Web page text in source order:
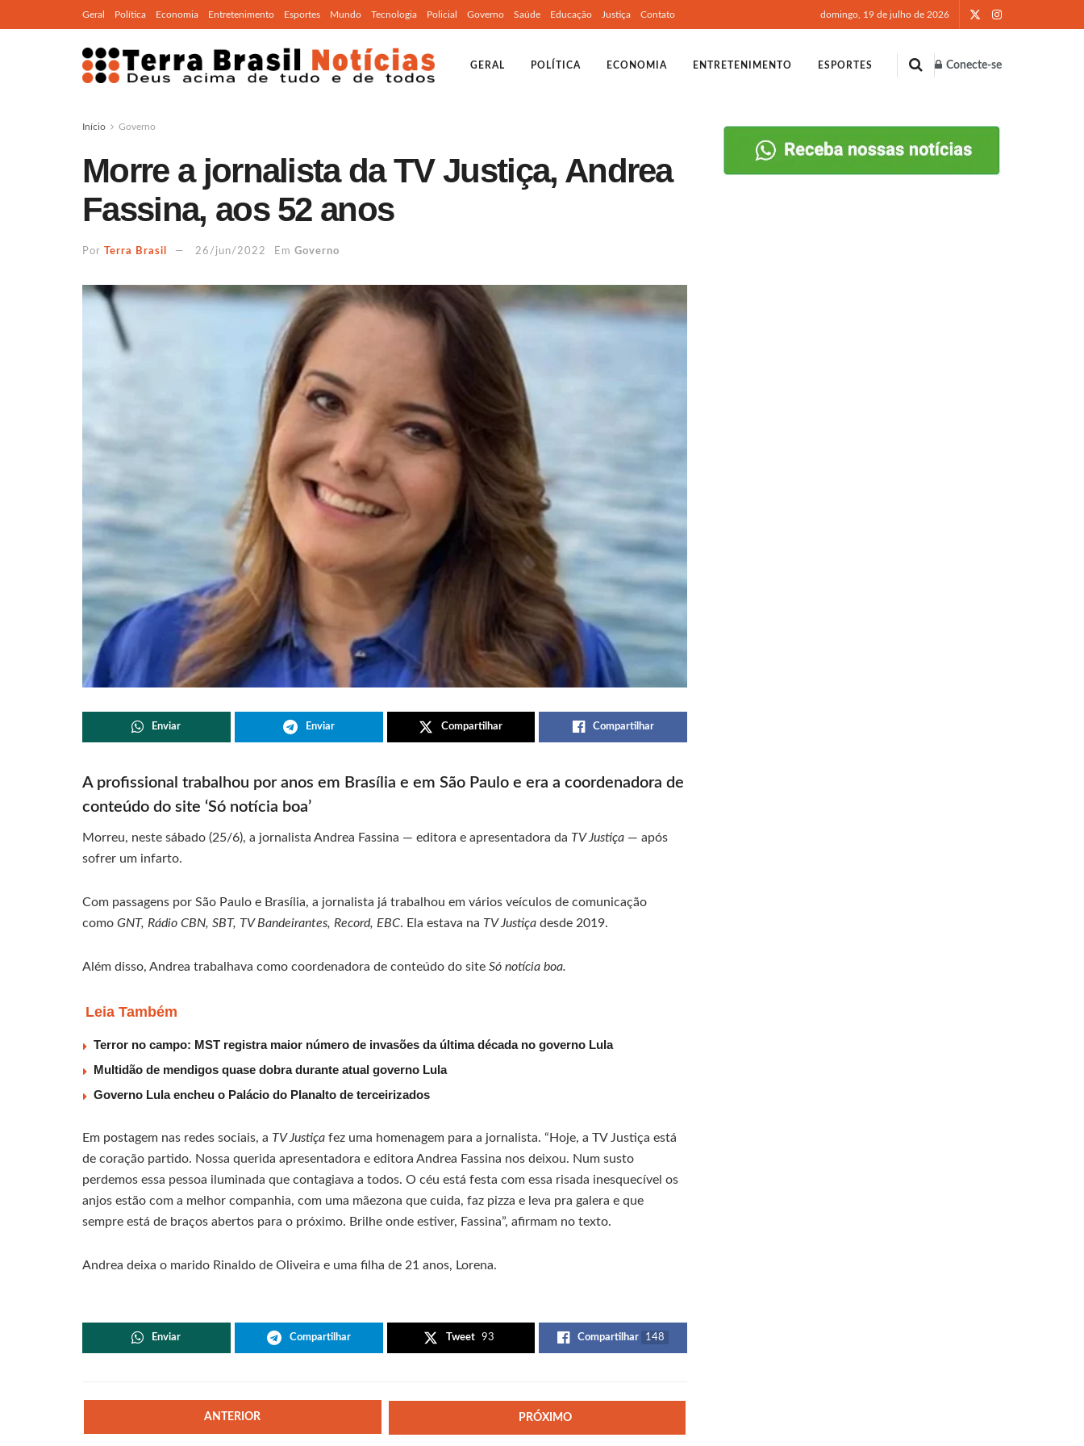
Geral Política Economia Entretenimento Esportes Mundo Tecnologia Policial Governo Saúde Educação Justiça Contato domingo, 19 de julho de 2026
GERAL POLÍTICA ECONOMIA ENTRETENIMENTO ESPORTES Conecte-se
Início Governo
Morre a jornalista da TV Justiça, Andrea
Fassina, aos 52 anos
Por Terra Brasil 26/jun/2022 Em Governo
Enviar Enviar Compartilhar Compartilhar
A profissional trabalhou por anos em Brasília e em São Paulo e era a coordenadora de
conteúdo do site ‘Só notícia boa’
Morreu, neste sábado (25/6), a jornalista Andrea Fassina — editora e apresentadora da TV Justiça — após
sofrer um infarto.
Com passagens por São Paulo e Brasília, a jornalista já trabalhou em vários veículos de comunicação
como GNT, Rádio CBN, SBT, TV Bandeirantes, Record, EBC. Ela estava na TV Justiça desde 2019.
Além disso, Andrea trabalhava como coordenadora de conteúdo do site Só notícia boa.
Leia Também
Terror no campo: MST registra maior número de invasões da última década no governo Lula
Multidão de mendigos quase dobra durante atual governo Lula
Governo Lula encheu o Palácio do Planalto de terceirizados
Em postagem nas redes sociais, a TV Justiça fez uma homenagem para a jornalista. “Hoje, a TV Justiça está
de coração partido. Nossa querida apresentadora e editora Andrea Fassina nos deixou. Num susto
perdemos essa pessoa iluminada que contagiava a todos. O céu está festa com essa risada inesquecível os
anjos estão com a melhor companhia, com uma mãezona que cuida, faz pizza e leva pra galera e que
sempre está de braços abertos para o próximo. Brilhe onde estiver, Fassina”, afirmam no texto.
Andrea deixa o marido Rinaldo de Oliveira e uma filha de 21 anos, Lorena.
Enviar Compartilhar Tweet 93 Compartilhar 148
ANTERIOR PRÓXIMO